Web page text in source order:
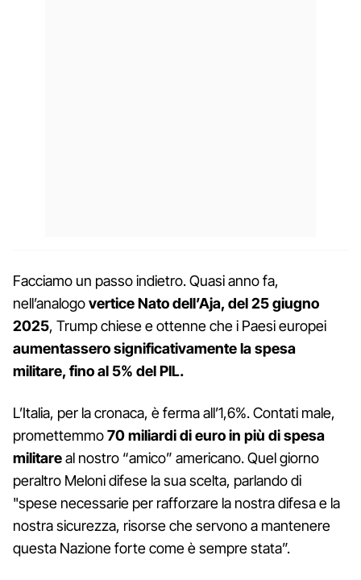
Facciamo un passo indietro. Quasi anno fa,
nell’analogovertice Nato dell’Aja, del 25 giugno
2025, Trump chiese e ottenne che i Paesi europei
aumentassero significativamente la spesa
militare, fino al 5% del PIL.
L’Italia, per la cronaca, è ferma all’1,6%. Contati male,
promettemmo70 miliardi di euro in più di spesa
militareal nostro “amico” americano. Quel giorno
peraltro Meloni difese la sua scelta, parlando di
"spese necessarie per rafforzare la nostra difesa e la
nostra sicurezza, risorse che servono a mantenere
questa Nazione forte come è sempre stata”.